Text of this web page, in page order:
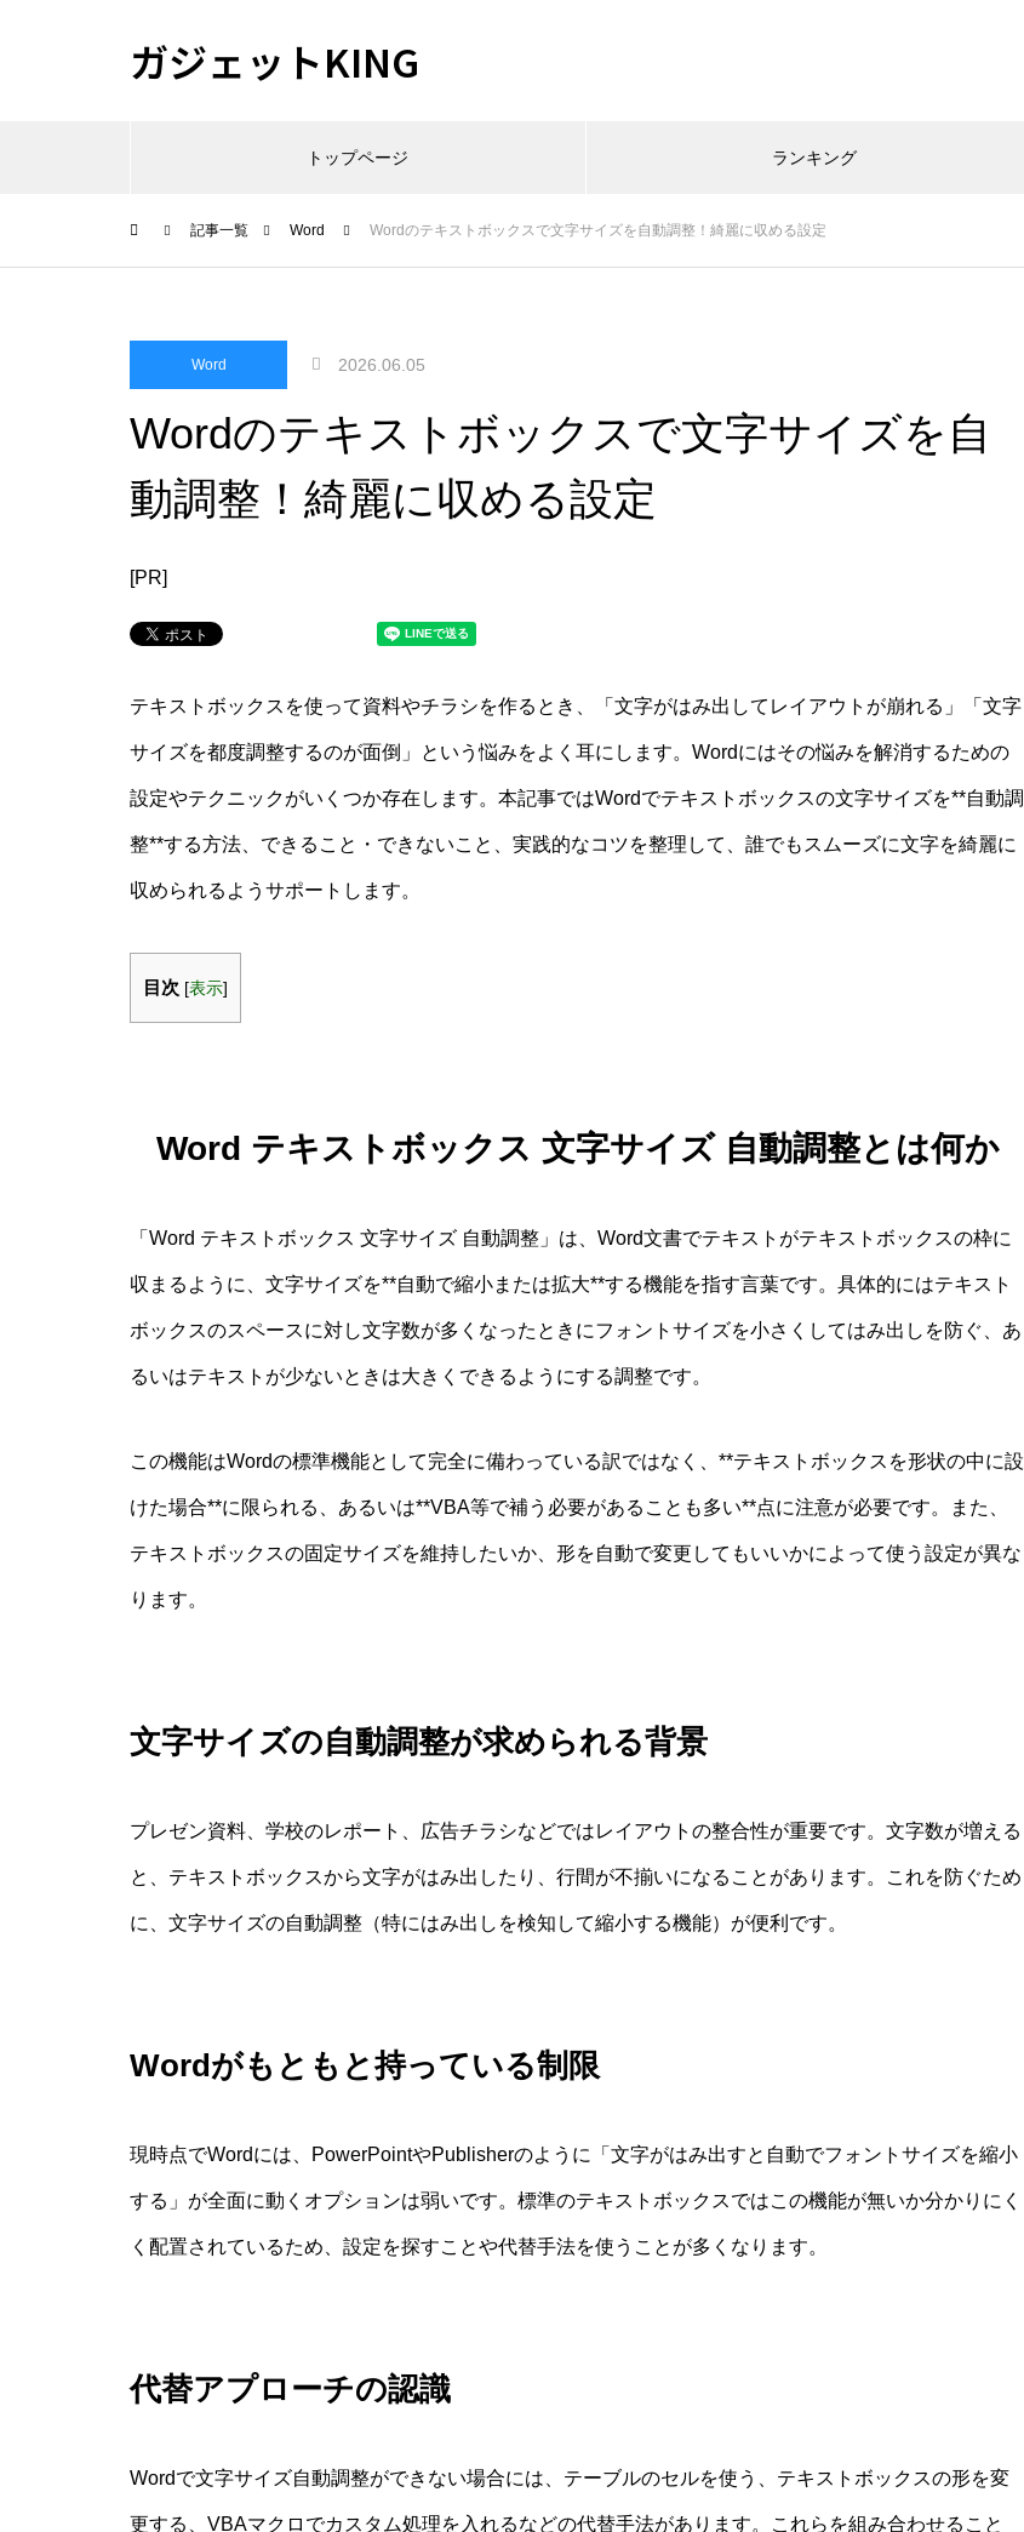
ガジェットKING
トップページ ランキング
記事一覧 Word Wordのテキストボックスで文字サイズを自動調整！綺麗に収める設定
Word 2026.06.05
Wordのテキストボックスで文字サイズを自
動調整！綺麗に収める設定
[PR]
テキストボックスを使って資料やチラシを作るとき、「文字がはみ出してレイアウトが崩れる」「文字
サイズを都度調整するのが面倒」という悩みをよく耳にします。Wordにはその悩みを解消するための
設定やテクニックがいくつか存在します。本記事ではWordでテキストボックスの文字サイズを**自動調
整**する方法、できること・できないこと、実践的なコツを整理して、誰でもスムーズに文字を綺麗に
収められるようサポートします。
目次 [表示]
Word テキストボックス 文字サイズ 自動調整とは何か
「Word テキストボックス 文字サイズ 自動調整」は、Word文書でテキストがテキストボックスの枠に
収まるように、文字サイズを**自動で縮小または拡大**する機能を指す言葉です。具体的にはテキスト
ボックスのスペースに対し文字数が多くなったときにフォントサイズを小さくしてはみ出しを防ぐ、あ
るいはテキストが少ないときは大きくできるようにする調整です。
この機能はWordの標準機能として完全に備わっている訳ではなく、**テキストボックスを形状の中に設
けた場合**に限られる、あるいは**VBA等で補う必要があることも多い**点に注意が必要です。また、
テキストボックスの固定サイズを維持したいか、形を自動で変更してもいいかによって使う設定が異な
ります。
文字サイズの自動調整が求められる背景
プレゼン資料、学校のレポート、広告チラシなどではレイアウトの整合性が重要です。文字数が増える
と、テキストボックスから文字がはみ出したり、行間が不揃いになることがあります。これを防ぐため
に、文字サイズの自動調整（特にはみ出しを検知して縮小する機能）が便利です。
Wordがもともと持っている制限
現時点でWordには、PowerPointやPublisherのように「文字がはみ出すと自動でフォントサイズを縮小
する」が全面に動くオプションは弱いです。標準のテキストボックスではこの機能が無いか分かりにく
く配置されているため、設定を探すことや代替手法を使うことが多くなります。
代替アプローチの認識
Wordで文字サイズ自動調整ができない場合には、テーブルのセルを使う、テキストボックスの形を変
更する、VBAマクロでカスタム処理を入れるなどの代替手法があります。これらを組み合わせること